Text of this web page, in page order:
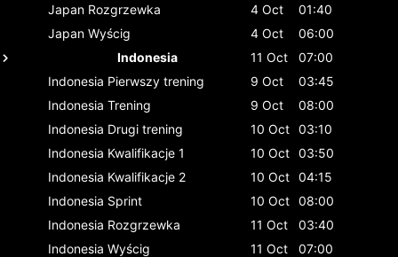
Japan Rozgrzewka 4 Oct
01:40
Japan Wyścig 4 Oct
06:00
Indonesia
11 Oct
07:00
Indonesia Pierwszy trening 9 Oct
03:45
Indonesia Trening 9 Oct
08:00
Indonesia Drugi trening 10 Oct 03:10
Indonesia Kwalifikacje 1 10 Oct 03:50
Indonesia Kwalifikacje 2 10 Oct 04:15
Indonesia Sprint 10 Oct 08:00
Indonesia Rozgrzewka 11 Oct
03:40
Indonesia Wyścig 11 Oct
07:00